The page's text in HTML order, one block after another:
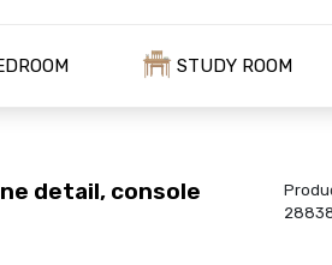
STUDY ROOM
detail, console